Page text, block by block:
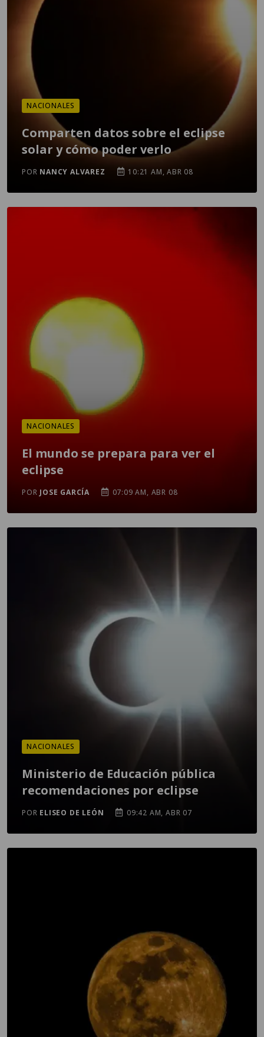
NACIONALES
Comparten datos sobre el eclipse
solar y cómo poder verlo
POR NANCY ALVAREZ 10:21 AM, ABR 08
NACIONALES
El mundo se prepara para ver el
eclipse
POR JOSE GARCÍA 07:09 AM, ABR 08
NACIONALES
Ministerio de Educación pública
recomendaciones por eclipse
POR ELISEO DE LEÓN 09:42 AM, ABR 07